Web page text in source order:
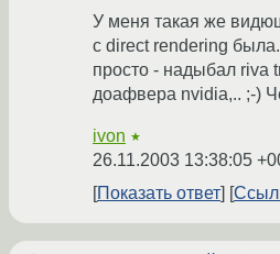
У меня такая же
с direct rendering
просто - надыбал riva
доафвера nvidia,.. ;-)
ivon ★
26.11.2003 13:38:05
Показать ответ